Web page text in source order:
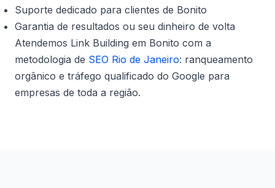
Suporte dedicado para clientes de Bonito
Garantia de resultados ou seu dinheiro de volta
Atendemos Link Building em Bonito com a
metodologia de SEO Rio de Janeiro: ranqueamento
orgânico e tráfego qualificado do Google para
empresas de toda a região.